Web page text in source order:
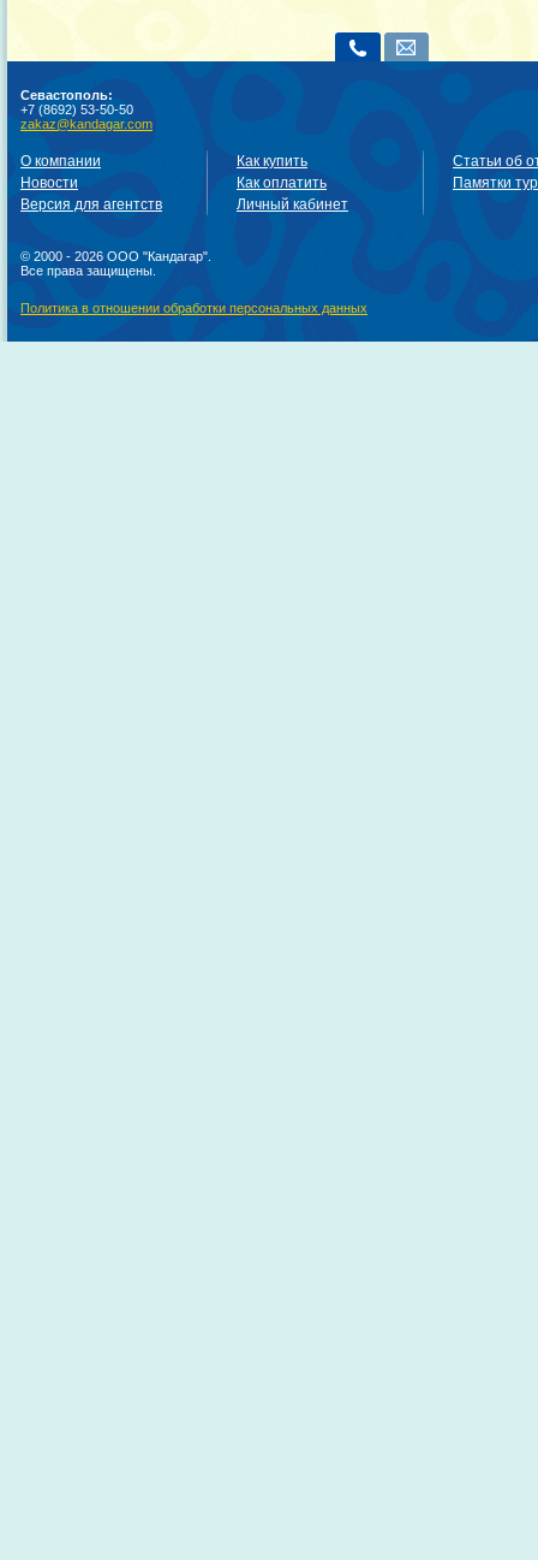
Севастополь:
+7 (8692) 53-50-50
zakaz@kandagar.com
О компании
Новости
Версия для агентств
Как купить
Как оплатить
Личный кабинет
Статьи об
Памятки
© 2000 - 2026 ООО "Кандагар".
Все права защищены.
Политика в отношении обработки персональных данных